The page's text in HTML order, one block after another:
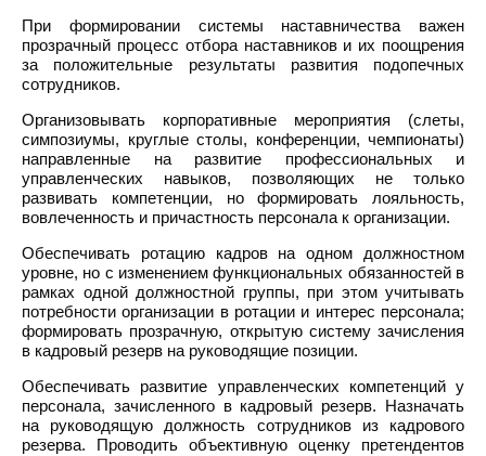
При формировании системы наставничества важен
прозрачный процесс отбора наставников и их поощрения
за положительные результаты развития подопечных
сотрудников.
Организовывать корпоративные мероприятия (слеты,
симпозиумы, круглые столы, конференции, чемпионаты)
направленные на развитие профессиональных и
управленческих навыков, позволяющих не только
развивать компетенции, но формировать лояльность,
вовлеченность и причастность персонала к организации.
Обеспечивать ротацию кадров на одном должностном
уровне, но с изменением функциональных обязанностей в
рамках одной должностной группы, при этом учитывать
потребности организации в ротации и интерес персонала;
формировать прозрачную, открытую систему зачисления
в кадровый резерв на руководящие позиции.
Обеспечивать развитие управленческих компетенций у
персонала, зачисленного в кадровый резерв. Назначать
на руководящую должность сотрудников из кадрового
резерва. Проводить объективную оценку претендентов